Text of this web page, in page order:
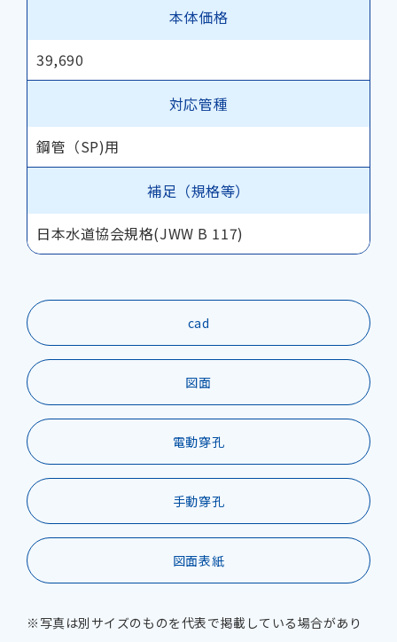
本体価格
39,690
対応管種
鋼管（SP)用
補足（規格等）
日本水道協会規格(JWW B 117)
cad
図面
電動穿孔
手動穿孔
図面表紙
※写真は別サイズのものを代表で掲載している場合があり